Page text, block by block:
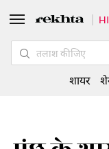
शायर